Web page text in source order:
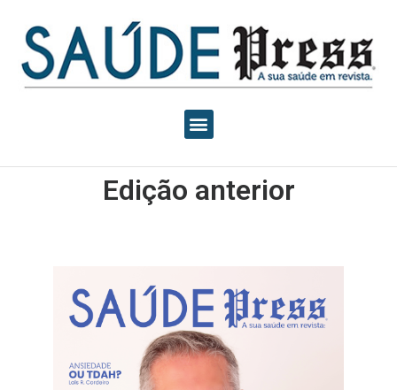
Edição anterior